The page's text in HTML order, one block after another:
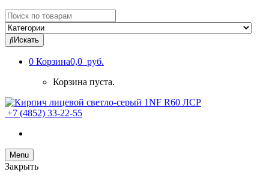
Search
for:
Искать
0 Корзина0,0 руб.
Корзина пуста.
+7 (4852) 33-22-55
Menu
Закрыть